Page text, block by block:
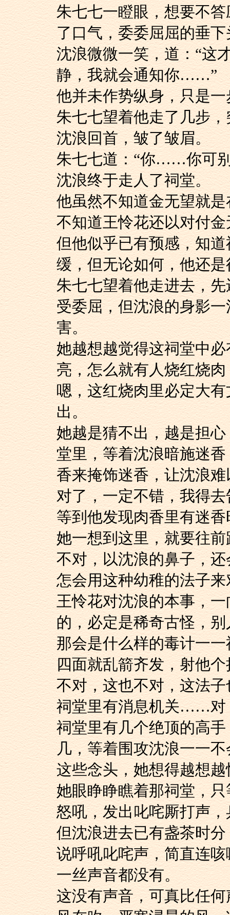
朱七七一瞪眼，想要
了口气，委委屈屈的垂
沈浪微微一笑，道：
静，我就会通知你……”
他并未作势纵身，只
朱七七望着他走了几
沈浪回首，皱了皱眉。
朱七七道：“你……你
沈浪终于走人了祠堂。
他虽然不知道金无望
不知道王怜花还以对付
但他似乎已有预感，
缓，但无论如何，他还
朱七七望着他走进去
受委屈，但沈浪的身影
害。
她越想越觉得这祠堂
亮，怎么就有人烧红烧
嗯，这红烧肉里必定
出。
她越是猜不出，越是
堂里，等着沈浪暗施迷
香来掩饰迷香，让沈浪
对了，一定不错，我
等到他发现肉香里有迷
她一想到这里，就要
不对，以沈浪的鼻子，
怎会用这种幼稚的法子
王怜花对沈浪的本事
的，必定是稀奇古怪，
那会是什么样的毒计
四面就乱箭齐发，射他
不对，这也不对，这法
祠堂里有消息机关……
祠堂里有几个绝顶的
几，等着围攻沈浪一一
这些念头，她想得越想
她眼睁睁瞧着那祠堂
怒吼，发出叱咤厮打声
但沈浪进去已有盏茶
说呼吼叱咤声，简直连
一丝声音都没有。
这没有声音，可真比